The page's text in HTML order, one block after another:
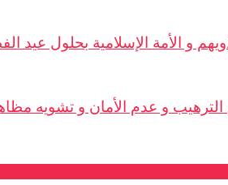
و الأمة الإسلامية بحلول عيد
و عدم الأمان و تشويه